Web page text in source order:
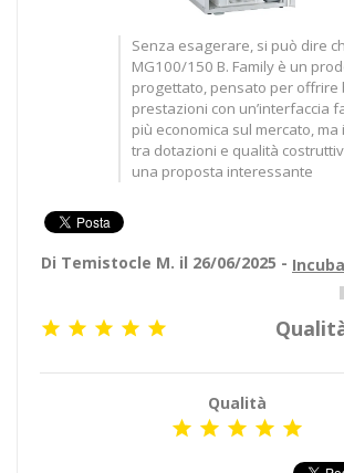
Senza esagerare, si può dire
MG100/150 B. Family è un
progettato, pensato per offrire
prestazioni con un’interfaccia
più economica sul mercato,
tra dotazioni e qualità
una proposta interessante
Di Temistocle M. il 26/06/2025 -
    
Qualità
    